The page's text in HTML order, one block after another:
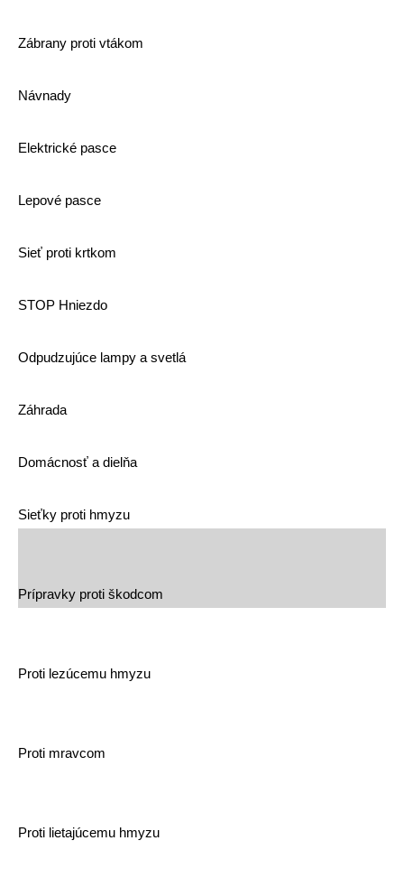
Zábrany proti vtákom
Návnady
Elektrické pasce
Lepové pasce
Sieť proti krtkom
STOP Hniezdo
Odpudzujúce lampy a svetlá
Záhrada
Domácnosť a dielňa
Sieťky proti hmyzu
Prípravky proti škodcom
Proti lezúcemu hmyzu
Proti mravcom
Proti lietajúcemu hmyzu